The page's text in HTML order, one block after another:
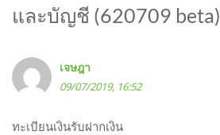
และบัญชี (620709 beta)
เจษฎา
09/07/2019, 16:52
ทะเบียนเงินรับฝากเงิน